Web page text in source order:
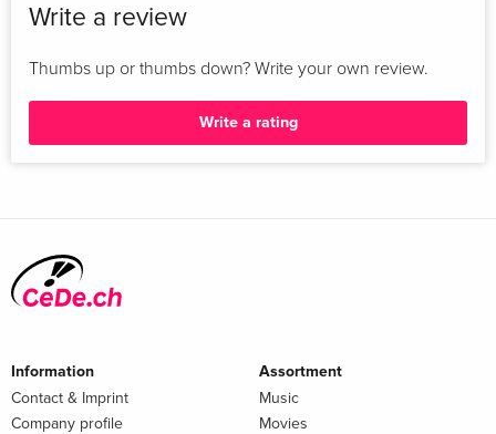
Write a review
Thumbs up or thumbs down? Write your own review.
Write a rating
Information
Contact & Imprint
Company profile
Assortment
Music
Movies